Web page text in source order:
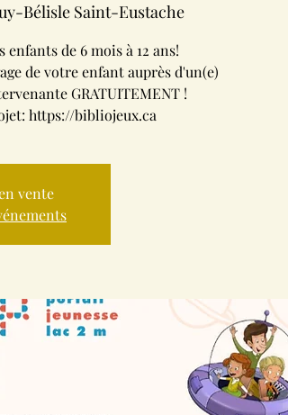
Bélisle Saint-Eustache
de 6 mois à 12 ans!
de votre enfant auprès d'un(e)
GRATUITEMENT !
https://bibliojeux.ca
vente